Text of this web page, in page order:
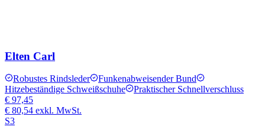
Elten Carl
Robustes Rindsleder
Funkenabweisender Bund
Hitzebeständige Schweißschuhe
Praktischer Schnellverschluss
€ 97,45
€ 80,54 exkl. MwSt.
S3